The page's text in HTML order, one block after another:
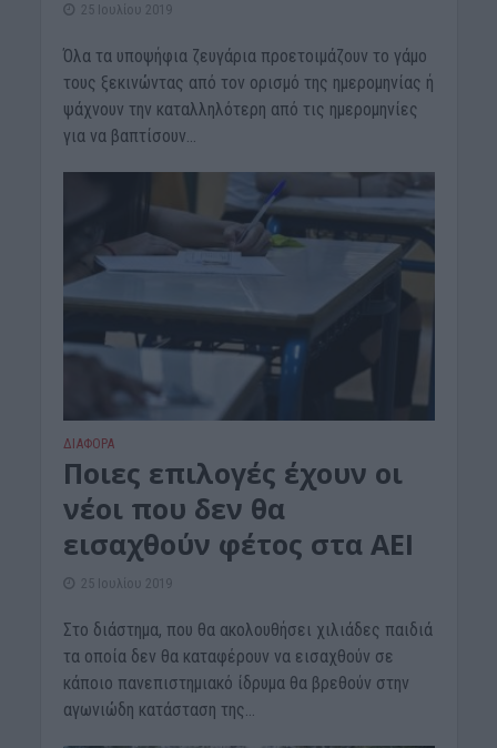
25 Ιουλίου 2019
Όλα τα υποψήφια ζευγάρια προετοιμάζουν το γάμο
τους ξεκινώντας από τον ορισμό της ημερομηνίας ή
ψάχνουν την καταλληλότερη από τις ημερομηνίες
για να βαπτίσουν...
ΔΙΆΦΟΡΑ
Ποιες επιλογές έχουν οι
νέοι που δεν θα
εισαχθούν φέτος στα ΑΕΙ
25 Ιουλίου 2019
Στο διάστημα, που θα ακολουθήσει χιλιάδες παιδιά
τα οποία δεν θα καταφέρουν να εισαχθούν σε
κάποιο πανεπιστημιακό ίδρυμα θα βρεθούν στην
αγωνιώδη κατάσταση της...